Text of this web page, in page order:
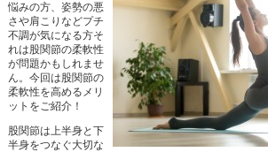
悩みの方、姿勢の悪
さや肩こりなどプチ
不調が気になる方そ
れは股関節の柔軟性
が問題かもしれませ
ん。今回は股関節の
柔軟性を高めるメリ
ットをご紹介！
股関節は上半身と下
半身をつなぐ大切な